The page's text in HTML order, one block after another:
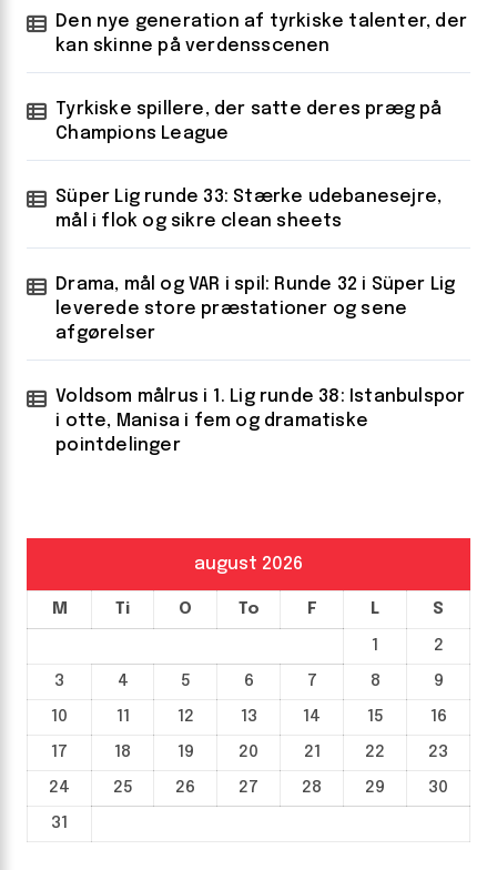
Den nye generation af tyrkiske talenter, der
kan skinne på verdensscenen
Tyrkiske spillere, der satte deres præg på
Champions League
Süper Lig runde 33: Stærke udebanesejre,
mål i flok og sikre clean sheets
Drama, mål og VAR i spil: Runde 32 i Süper Lig
leverede store præstationer og sene
afgørelser
Voldsom målrus i 1. Lig runde 38: Istanbulspor
i otte, Manisa i fem og dramatiske
pointdelinger
august 2026
M Ti O To F L S
1
2
3
4 5 6 7 8
9
10
11 12 13 14 15
16
17
18 19 20 21 22
23
24
25 26 27 28 29
30
31